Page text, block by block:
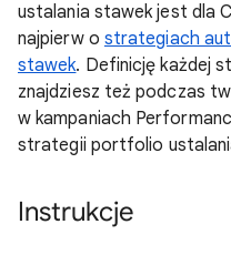
ustalania stawek jest dla
najpierw o strategiach
stawek. Definicję każdej
znajdziesz też podczas
w kampaniach
strategii portfolio
Instrukcje